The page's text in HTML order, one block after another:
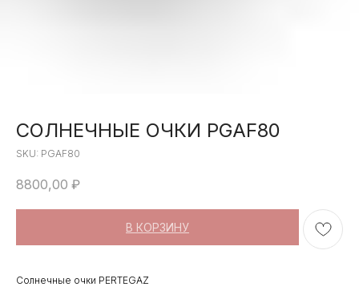
СОЛНЕЧНЫЕ ОЧКИ PGAF80
SKU: PGAF80
8800,00 ₽
В КОРЗИНУ
Солнечные очки PERTEGAZ